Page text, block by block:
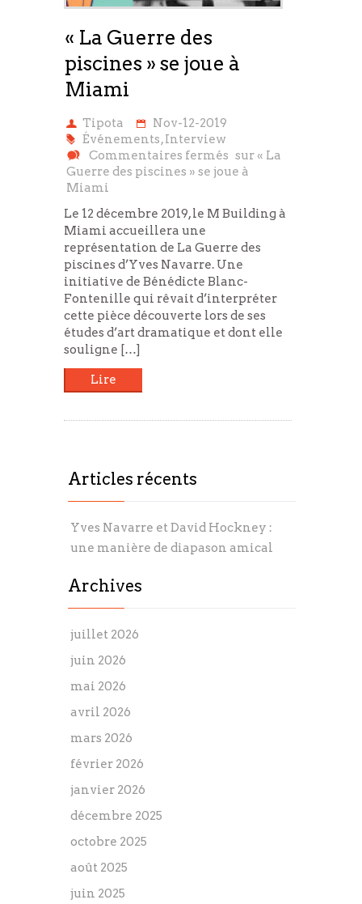
« La Guerre des
piscines » se joue à
Miami
Tipota
Nov-12-2019
Événements,Interview
Commentaires fermés sur « La
Guerre des piscines » se joue à
Miami
Le 12 décembre 2019, le M Building à
Miami accueillera une
représentation de La Guerre des
piscines d’Yves Navarre. Une
initiative de Bénédicte Blanc-
Fontenille qui rêvait d’interpréter
cette pièce découverte lors de ses
études d’art dramatique et dont elle
souligne […]
Lire
Articles récents
Yves Navarre et David Hockney :
une manière de diapason amical
Archives
juillet 2026
juin 2026
mai 2026
avril 2026
mars 2026
février 2026
janvier 2026
décembre 2025
octobre 2025
août 2025
juin 2025